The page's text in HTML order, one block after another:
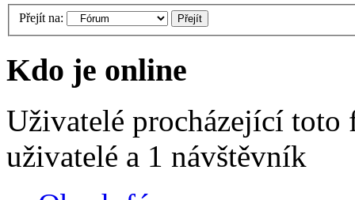
Přejít na:
Kdo je online
Uživatelé procházející
uživatelé a 1 návštěvník